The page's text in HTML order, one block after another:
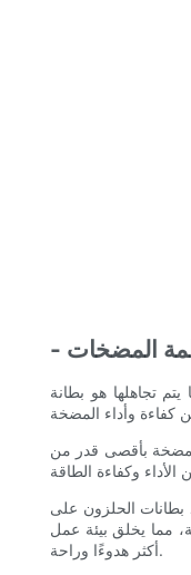
المضخات
تجاهلها هو بطانة
بأقصى قدر من
بطانات الحلزون على
مما يخلق بيئة عمل
أكثر هدوءًا وراحة.